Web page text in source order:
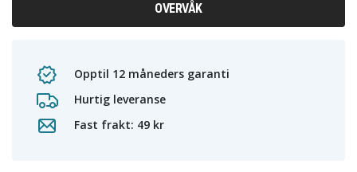
OVERVÅK
Opptil 12 måneders garanti
Hurtig leveranse
Fast frakt: 49 kr